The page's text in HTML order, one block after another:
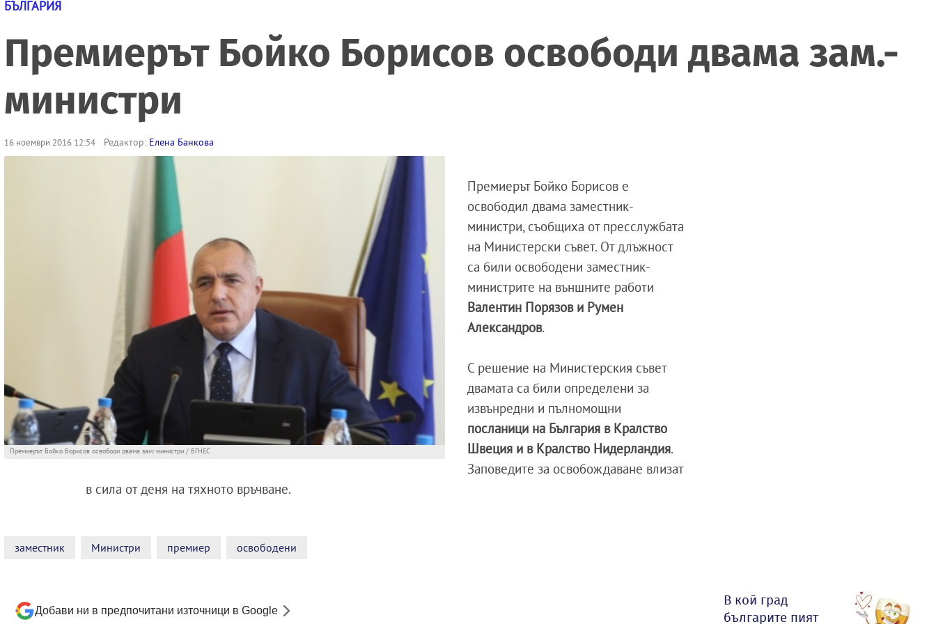
БЪЛГАРИЯ
Премиерът Бойко Борисов освободи двама зам.-
министри
16 ноември 2016 12:54 Редактор: Eлена Банкова
Премиерът Бойко Борисов освободи двама зам.-министри / БГНЕС
Премиерът Бойко Борисов е
освободил двама заместник-
министри, съобщиха от пресслужбата
на Министерски съвет. От длъжност
са били освободени заместник-
министрите на външните работи
Валентин Порязов и Румен
Александров.
С решение на Министерския съвет
двамата са били определени за
извънредни и пълномощни
посланици на България в Кралство
Швеция и в Кралство Нидерландия.
Заповедите за освобождаване влизат
в сила от деня на тяхното връчване.
заместник Министри премиер освободени
Добави ни в предпочитани източници в Google
В кой град
българите пият